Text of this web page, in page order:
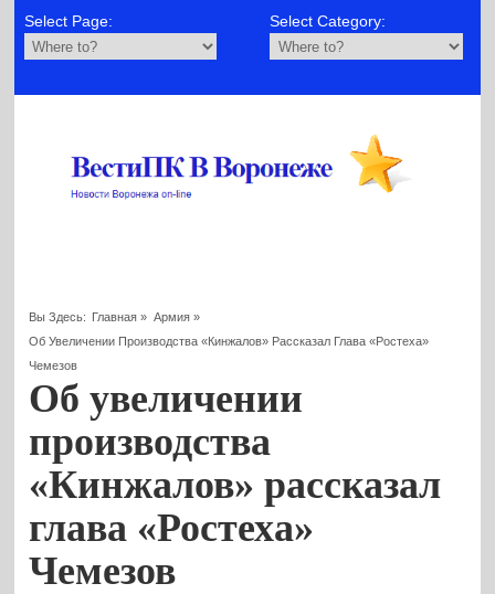
Select Page: Select Category:
Вы Здесь: Главная » Армия»
Об Увеличении Производства «Кинжалов» Рассказал Глава «Ростеха»
Чемезов
Об увеличении
производства
«Кинжалов» рассказал
глава «Ростеха»
Чемезов